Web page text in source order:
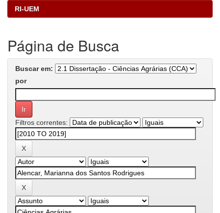
RI-UEM
Página de Busca
Buscar em:
por
Filtros correntes: